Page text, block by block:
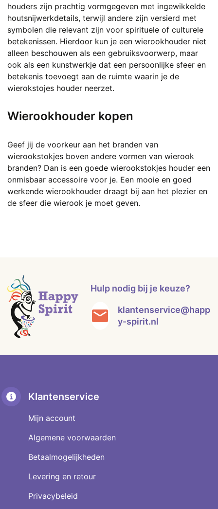
houders zijn prachtig vormgegeven met ingewikkelde
houtsnijwerkdetails, terwijl andere zijn versierd met
symbolen die relevant zijn voor spirituele of culturele
betekenissen. Hierdoor kun je een wierookhouder niet
alleen beschouwen als een gebruiksvoorwerp, maar
ook als een kunstwerkje dat een persoonlijke sfeer en
betekenis toevoegt aan de ruimte waarin je de
wierokstojes houder neerzet.
Wierookhouder kopen
Geef jij de voorkeur aan het branden van
wierookstokjes boven andere vormen van wierook
branden? Dan is een goede wierookstokjes houder een
onmisbaar accessoire voor je. Een mooie en goed
werkende wierookhouder draagt bij aan het plezier en
de sfeer die wierook je moet geven.
Hulp nodig bij je keuze?
klantenservice@happ
y-spirit.nl
Klantenservice
Mijn account
Algemene voorwaarden
Betaalmogelijkheden
Levering en retour
Privacybeleid